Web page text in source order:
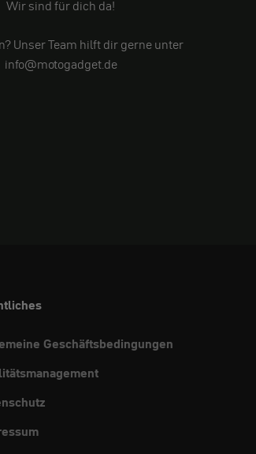
Wir sind für dich da!
Unser Team hilft dir gerne unter
info@motogadget.de
Geschäftsbedingungen